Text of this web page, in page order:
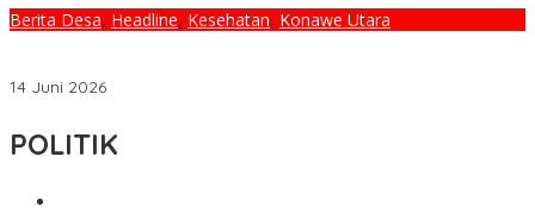
Berita Desa, Headline, Kesehatan, Konawe Utara
14 Juni 2026
POLITIK